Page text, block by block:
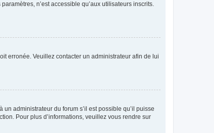
n’est accessible qu’aux utilisateurs inscrits.
erronée. Veuillez contacter un administrateur afin de lui
administrateur du forum s’il est possible qu’il puisse
Pour plus d’informations, veuillez vous rendre sur